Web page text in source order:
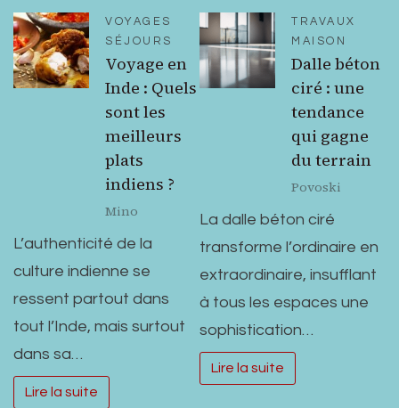
VOYAGES
SÉJOURS
Voyage en
Inde : Quels
sont les
meilleurs
plats
indiens ?
Mino
L’authenticité de la
culture indienne se
ressent partout dans
tout l’Inde, mais surtout
dans sa…
Lire la suite
TRAVAUX
MAISON
Dalle béton
ciré : une
tendance
qui gagne
du terrain
Povoski
La dalle béton ciré
transforme l’ordinaire en
extraordinaire, insufflant
à tous les espaces une
sophistication…
Lire la suite